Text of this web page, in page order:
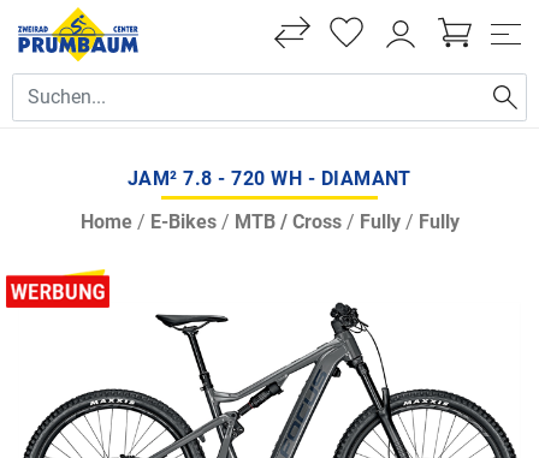
JAM² 7.8 - 720 WH - DIAMANT
Home/ E-Bikes/ MTB / Cross/ Fully/ Fully